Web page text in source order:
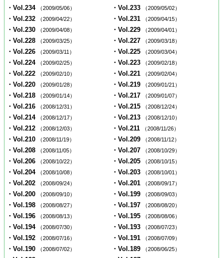
・Vol.234 （2009/05/06） ・Vol.233 （2009/05/02）
・Vol.232 （2009/04/22） ・Vol.231 （2009/04/15）
・Vol.230 （2009/04/08） ・Vol.229 （2009/04/01）
・Vol.228 （2009/03/25） ・Vol.227 （2009/03/18）
・Vol.226 （2009/03/11） ・Vol.225 （2009/03/04）
・Vol.224 （2009/02/25） ・Vol.223 （2009/02/18）
・Vol.222 （2009/02/10） ・Vol.221 （2009/02/04）
・Vol.220 （2009/01/28） ・Vol.219 （2009/01/21）
・Vol.218 （2009/01/14） ・Vol.217 （2009/01/07）
・Vol.216 （2008/12/31） ・Vol.215 （2008/12/24）
・Vol.214 （2008/12/17） ・Vol.213 （2008/12/10）
・Vol.212 （2008/12/03） ・Vol.211 （2008/11/26）
・Vol.210 （2008/11/19） ・Vol.209 （2008/11/12）
・Vol.208 （2008/11/05） ・Vol.207 （2008/10/29）
・Vol.206 （2008/10/22） ・Vol.205 （2008/10/15）
・Vol.204 （2008/10/08） ・Vol.203 （2008/10/01）
・Vol.202 （2008/09/24） ・Vol.201 （2008/09/17）
・Vol.200 （2008/09/10） ・Vol.199 （2008/09/03）
・Vol.198 （2008/08/27） ・Vol.197 （2008/08/20）
・Vol.196 （2008/08/13） ・Vol.195 （2008/08/06）
・Vol.194 （2008/07/30） ・Vol.193 （2008/07/23）
・Vol.192 （2008/07/16） ・Vol.191 （2008/07/09）
・Vol.190 （2008/07/02） ・Vol.189 （2008/06/25）